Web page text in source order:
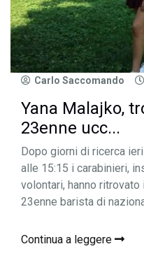
Carlo Saccomando
Yana Malajko,
23enne ucc...
Dopo giorni di ricerca
alle 15:15 i carabinieri,
volontari, hanno ritrovato
23enne barista di
Continua a leggere